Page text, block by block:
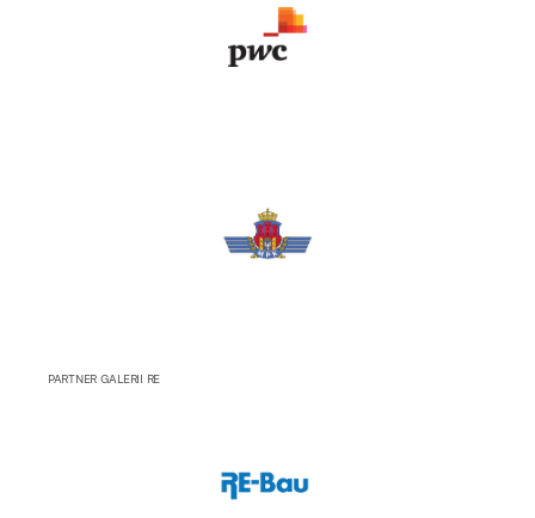
PARTNER GALERII RE